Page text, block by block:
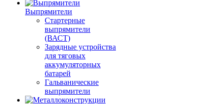
Выпрямители
Стартерные
выпрямители
(ВАСТ)
Зарядные устройства
для тяговых
аккумуляторных
батарей
Гальванические
выпрямители